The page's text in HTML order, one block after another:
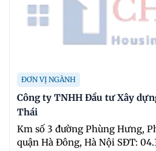
ĐƠN VỊ NGÀNH
Công ty TNHH Đầu tư Xây
Thái
Km số 3 đường Phùng Hưng,
quận Hà Đông, Hà Nội SĐT: 04.3556 3366; FAx: